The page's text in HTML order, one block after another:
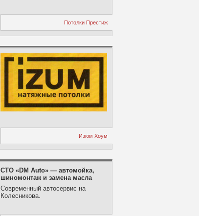
Потолки Престиж
Изюм Хоум
СТО «DM Auto» — автомойка,
шиномонтаж и замена масла
Современный автосервис на
Колесникова.